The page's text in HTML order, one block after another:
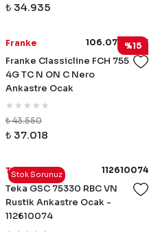
₺ 34.935
%15
Franke 106.0739.527
Franke Classicline FCH 755
4G TC N ON C Nero
Ankastre Ocak
₺ 43.550
₺ 37.018
Stok Sorunuz
Teka 112610074
Teka GSC 75330 RBC VN
Rustik Ankastre Ocak -
112610074